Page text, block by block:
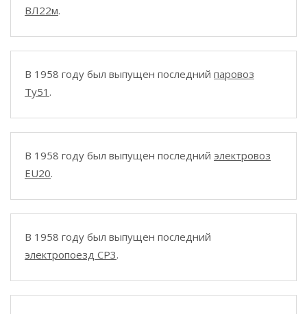
ВЛ22м.
В 1958 году был выпущен последний паровоз
Ty51 .
В 1958 году был выпущен последний электровоз
EU20.
В 1958 году был выпущен последний
электропоезд СР3.